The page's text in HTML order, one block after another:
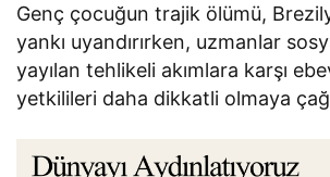
Genç çocuğun trajik ölümü,
yankı uyandırırken, uzmanlar
yayılan tehlikeli akımlara karşı
yetkilileri daha dikkatli olmaya